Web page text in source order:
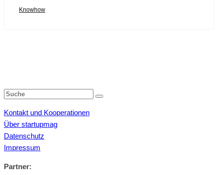
Knowhow
Kontakt und Kooperationen
Über startupmag
Datenschutz
Impressum
Partner: